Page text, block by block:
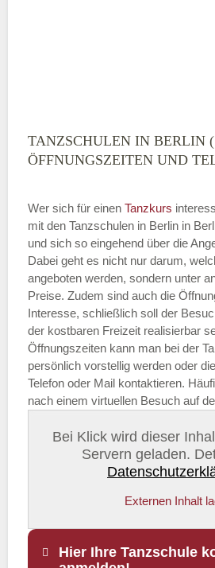
TANZSCHULEN IN BERLIN
ÖFFNUNGSZEITEN UND
Wer sich für einen Tanzkurs
mit den Tanzschulen in Berlin in
und sich so eingehend über die
Dabei geht es nicht nur darum,
angeboten werden, sondern unter
Preise. Zudem sind auch die
Interesse, schließlich soll der
der kostbaren Freizeit realisierbar
Öffnungszeiten kann man bei der
persönlich vorstellig werden oder
Telefon oder Mail kontaktieren.
nach einem virtuellen Besuch auf
Bei Klick wird dieser
Servern geladen.
Externen Inhalt
Hier Ihre Tanzschule